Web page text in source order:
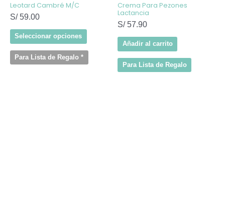
Leotard Cambré M/C
S/59.00
Seleccionar opciones
Para Lista de Regalo *
Crema Para Pezones
Lactancia
S/57.90
Añadir al carrito
Para Lista de Regalo